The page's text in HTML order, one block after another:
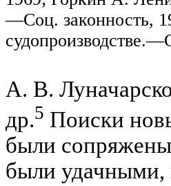
—Соц. законность,
А. В.
др.5 Поиски
были
были удачными,